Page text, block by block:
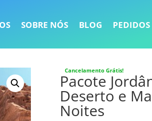
SOBRE NÓS BLOG PEDIDOS
Cancelamento Grátis!
Pacote
Deserto e
Noites